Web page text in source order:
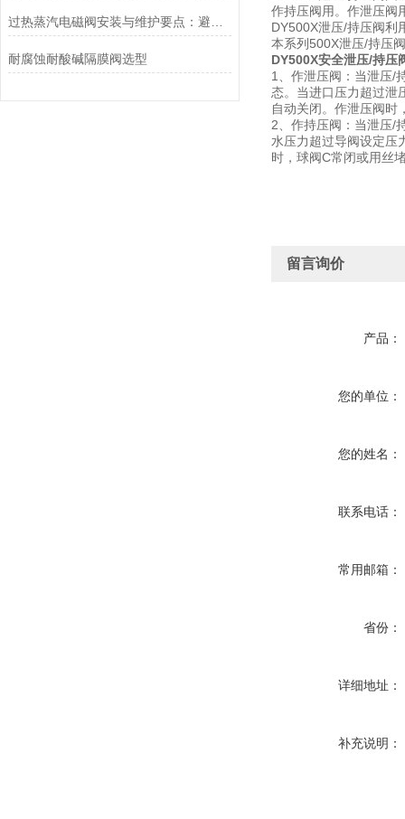
耐腐蚀耐酸碱隔膜阀选型
作持压阀用。作泄压阀
DY500X泄压/持压阀利
本系列500X泄压/持压
DY500X安全泄压/持压
1、作泄压阀：当泄压/
态。当进口压力超过泄
自动关闭。作泄压阀时
2、作持压阀：当泄压/
水压力超过导阀设定压
时，球阀C常闭或用丝
留言询价
产品：
您的单位：
您的姓名：
联系电话：
常用邮箱：
省份：
详细地址：
补充说明：